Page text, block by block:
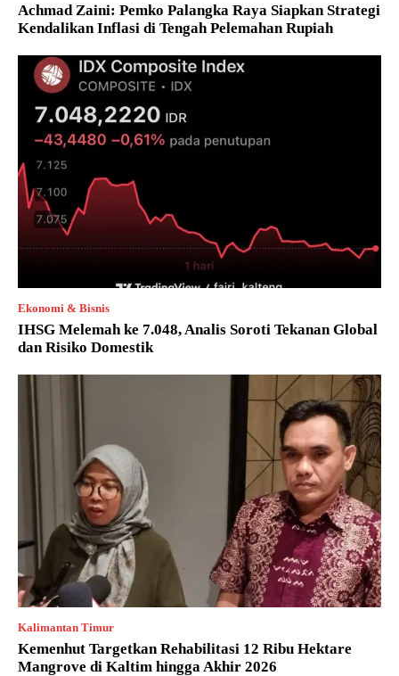
Achmad Zaini: Pemko Palangka Raya Siapkan Strategi
Kendalikan Inflasi di Tengah Pelemahan Rupiah
Ekonomi & Bisnis
IHSG Melemah ke 7.048, Analis Soroti Tekanan Global
dan Risiko Domestik
Kalimantan Timur
Kemenhut Targetkan Rehabilitasi 12 Ribu Hektare
Mangrove di Kaltim hingga Akhir 2026